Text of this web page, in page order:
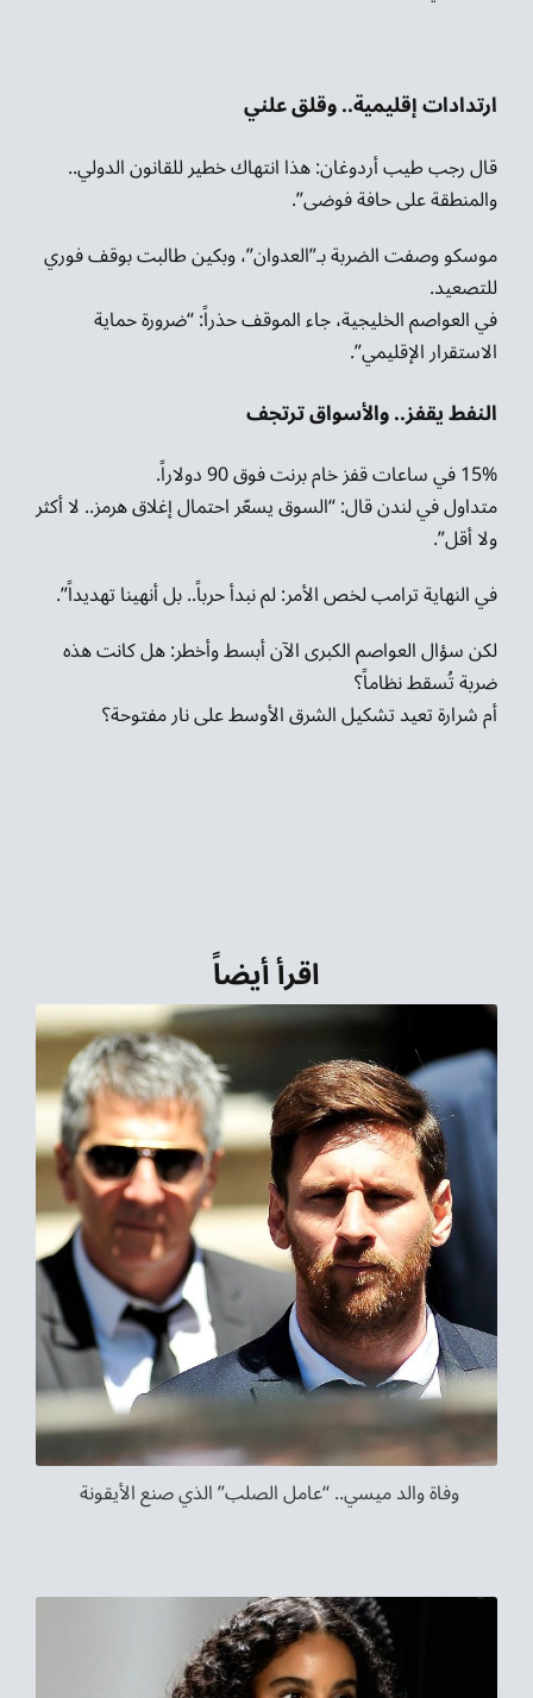
ارتدادات إقليمية.. وقلق علني
قال رجب طيب أردوغان: هذا انتهاك خطير للقانون الدولي..
والمنطقة على حافة فوضى”.
موسكو وصفت الضربة بـ”العدوان”، وبكين طالبت بوقف فوري
للتصعيد.
في العواصم الخليجية، جاء الموقف حذراً: “ضرورة حماية
الاستقرار الإقليمي”.
النفط يقفز.. والأسواق ترتجف
15% في ساعات قفز خام برنت فوق 90 دولاراً.
متداول في لندن قال: “السوق يسعّر احتمال إغلاق هرمز.. لا أكثر
ولا أقل”.
في النهاية ترامب لخص الأمر: لم نبدأ حرباً.. بل أنهينا تهديداً”.
لكن سؤال العواصم الكبرى الآن أبسط وأخطر: هل كانت هذه
ضربة تُسقط نظاماً؟
أم شرارة تعيد تشكيل الشرق الأوسط على نار مفتوحة؟
اقرأ أيضاً
وفاة والد ميسي.. “عامل الصلب” الذي صنع الأيقونة